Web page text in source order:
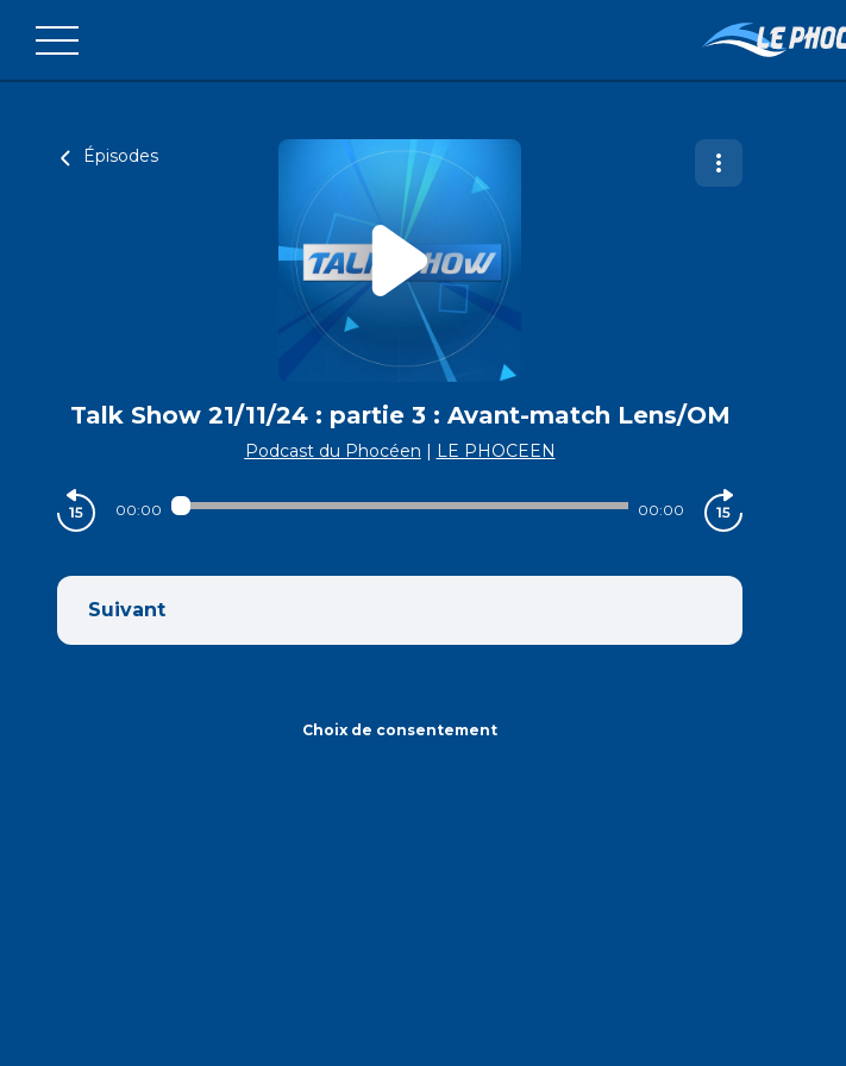
Épisodes
Talk Show 21/11/24 : partie 3 : Avant-match Lens/OM
Podcast du Phocéen | LE PHOCEEN
00:00 00:00
Suivant
Choix de consentement